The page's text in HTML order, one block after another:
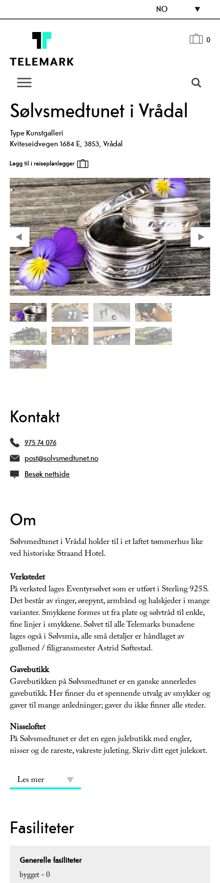
NO
0
Sølvsmedtunet i Vrådal
TypeKunstgalleri
Kviteseidvegen 1684 E, 3853, Vrådal
Kontakt
975 74 076
post@solvsmedtunet.no
Besøk nettside
Om
Sølvsmedtunet i Vrådal holder til i et laftet tømmerhus like
ved historiske Straand Hotel.
Verkstedet
På verksted lages Eventyrsølvet som er utført i Sterling 925S.
Det består av ringer, ørepynt, armbånd og halskjeder i mange
varianter. Smykkene formes ut fra plate og sølvtråd til enkle,
fine linjer i smykkene. Sølvet til alle Telemarks bunadene
lages også i Sølvsmia, alle små detaljer er håndlaget av
gullsmed / filigransmester Astrid Søftestad.
Gavebutikk
Gavebutikken på Sølvsmedtunet er en ganske annerledes
gavebutikk. Her finner du et spennende utvalg av smykker og
gaver til mange anledninger; gaver du ikke finner alle steder.
Nisseloftet
På Sølvsmedtunet er det en egen julebutikk med engler,
nisser og de rareste, vakreste juleting. Skriv ditt eget julekort.
Les mer
Fasiliteter
Generelle fasiliteter
bygget -0